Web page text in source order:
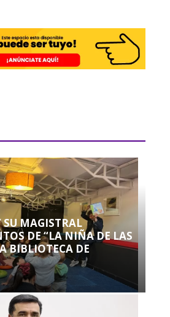
MAGISTRAL
DE “LA NIÑA DE LAS
BIBLIOTECA DE